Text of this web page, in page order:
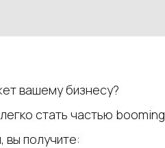
вашему бизнесу?
стать частью booming
вы получите: